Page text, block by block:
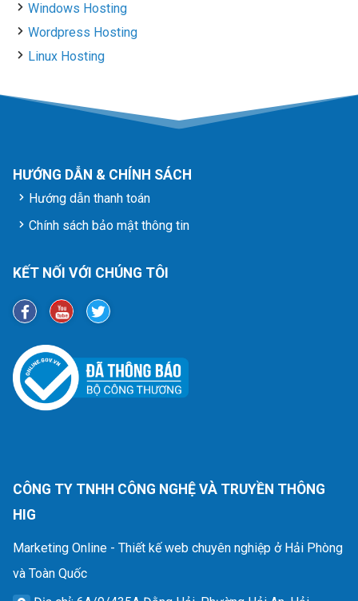
Windows Hosting
Wordpress Hosting
Linux Hosting
HƯỚNG DẪN & CHÍNH SÁCH
Hướng dẫn thanh toán
Chính sách bảo mật thông tin
KẾT NỐI VỚI CHÚNG TÔI
CÔNG TY TNHH CÔNG NGHỆ VÀ TRUYỀN THÔNG
HIG
Marketing Online - Thiết kế web chuyên nghiệp ở Hải Phòng
và Toàn Quốc